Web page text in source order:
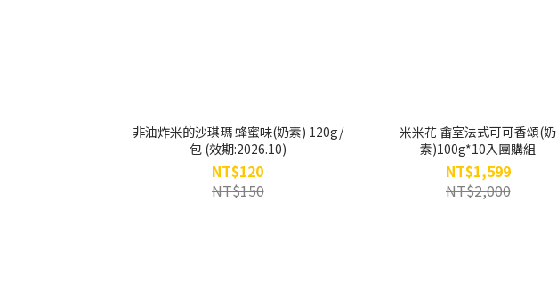
非油炸米的沙琪瑪 蜂蜜味(奶素) 120g/
包 (效期:2026.10)
NT$120
NT$150
米米花 畬室法式可可香頌(奶
素)100g*10入團購組
NT$1,599
NT$2,000